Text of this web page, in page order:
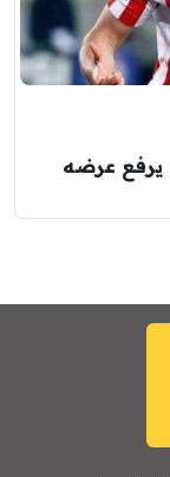
يرفع عرضه